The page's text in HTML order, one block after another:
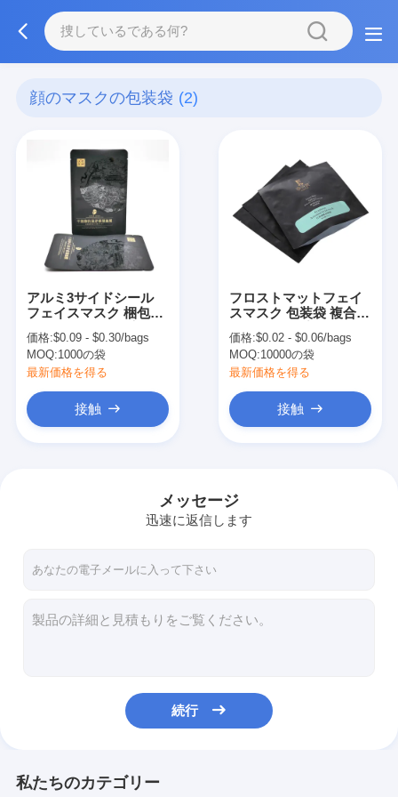
顔のマスクの包装袋 (2)
アルミ3サイドシール
フェイスマスク 梱包袋
造
価格:$0.09 - $0.30/bags
MOQ:1000の袋
最新価格を得る
接触
フロストマットフェイ
スマスク 包装袋 複合ア
バッグ Zipper
価格:$0.02 - $0.06/bags
MOQ:10000の袋
最新価格を得る
接触
メッセージ
迅速に返信します
続行
私たちのカテゴリー